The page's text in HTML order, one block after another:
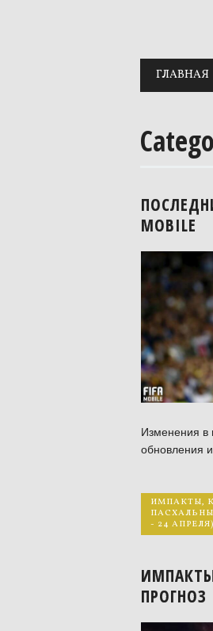
Skip to content
ГЛАВНАЯ
MOBILE
Изменения в
обновления
ИМПАКТЫ,
- 24 АПРЕЛЯ)
ПРОГНОЗ